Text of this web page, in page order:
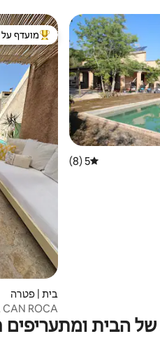
דירוג ממוצע של 5 מתוך 5, 8 ביקורות
5 (8)
מוביל בקרב
מועדף על
בית | פטרה
CAN ROCA בית מקסים
הבית ומתעריפים